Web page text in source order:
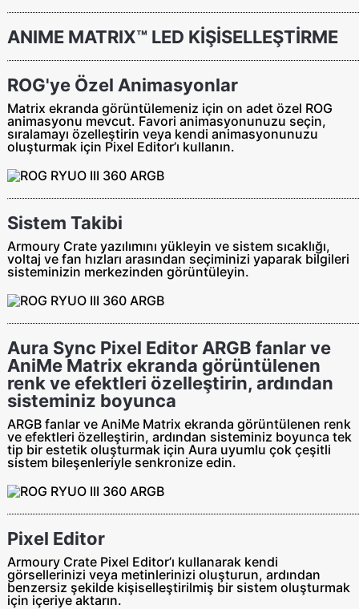
ANIME MATRIX™ LED KİŞİSELLEŞTİRME
ROG'ye Özel Animasyonlar
Matrix ekranda görüntülemeniz için on adet özel ROG
animasyonu mevcut. Favori animasyonunuzu seçin,
sıralamayı özelleştirin veya kendi animasyonunuzu
oluşturmak için Pixel Editor’ı kullanın.
Sistem Takibi
Armoury Crate yazılımını yükleyin ve sistem sıcaklığı,
voltaj ve fan hızları arasından seçiminizi yaparak bilgileri
sisteminizin merkezinden görüntüleyin.
Aura Sync Pixel Editor ARGB fanlar ve
AniMe Matrix ekranda görüntülenen
renk ve efektleri özelleştirin, ardından
sisteminiz boyunca
ARGB fanlar ve AniMe Matrix ekranda görüntülenen renk
ve efektleri özelleştirin, ardından sisteminiz boyunca tek
tip bir estetik oluşturmak için Aura uyumlu çok çeşitli
sistem bileşenleriyle senkronize edin.
Pixel Editor
Armoury Crate Pixel Editor’ı kullanarak kendi
görsellerinizi veya metinlerinizi oluşturun, ardından
benzersiz şekilde kişiselleştirilmiş bir sistem oluşturmak
için içeriye aktarın.